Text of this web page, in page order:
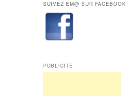
de
Edition
Multimédi@
SUIVEZ EM@ SUR FACEBOOK
PUBLICITÉ